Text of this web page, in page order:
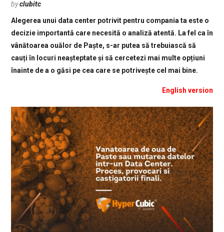
byclubitc
Alegerea unui data center potrivit pentru compania ta este o
decizie importantă care necesită o analiză atentă. La fel ca în
vânătoarea ouălor de Paște, s-ar putea să trebuiască să
cauți în locuri neașteptate și să cercetezi mai multe opțiuni
înainte de a o găsi pe cea care se potrivește cel mai bine.
English version